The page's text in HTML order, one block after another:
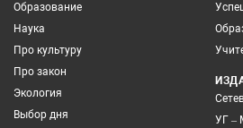
Образование
Наука
Про культуру
Про закон
Экология
Выбор дня
УГ –